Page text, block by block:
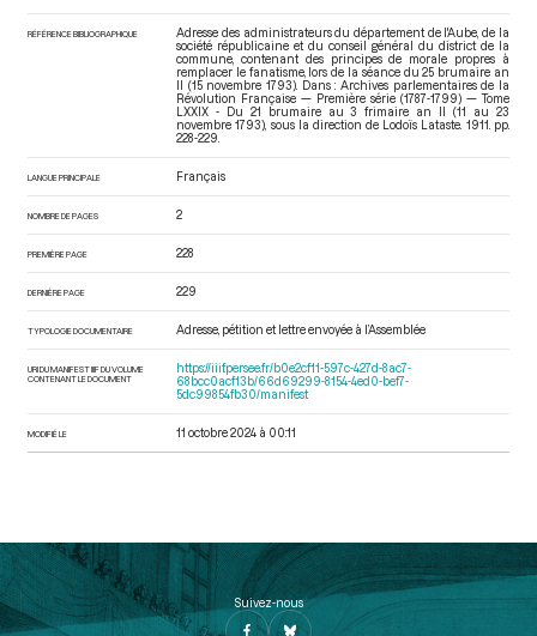
RÉFÉRENCE BIBLIOGRAPHIQUE
Adresse des administrateurs du département de l'Aube, de la
société républicaine et du conseil général du district de la
commune, contenant des principes de morale propres à
remplacer le fanatisme, lors de la séance du 25 brumaire an
II (15 novembre 1793). Dans : Archives parlementaires de la
Révolution Française — Première série (1787-1799) — Tome
LXXIX - Du 21 brumaire au 3 frimaire an II (11 au 23
novembre 1793) , sous la direction de Lodoïs Lataste. 1911. pp.
228-229.
LANGUE PRINCIPALE Français
NOMBRE DE PAGES 2
PREMIÈRE PAGE 228
DERNIÈRE PAGE 229
TYPOLOGIE DOCUMENTAIRE Adresse, pétition et lettre envoyée à l’Assemblée
URI DU MANIFEST IIIF DU VOLUME
CONTENANT LE DOCUMENT
https://iiif.persee.fr/b0e2cf11-597c-427d-8ac7-
68bcc0acf13b/66d69299-8154-4ed0-bef7-
5dc99854fb30/manifest
MODIFIÉ LE 11 octobre 2024 à 00:11
Suivez-nous